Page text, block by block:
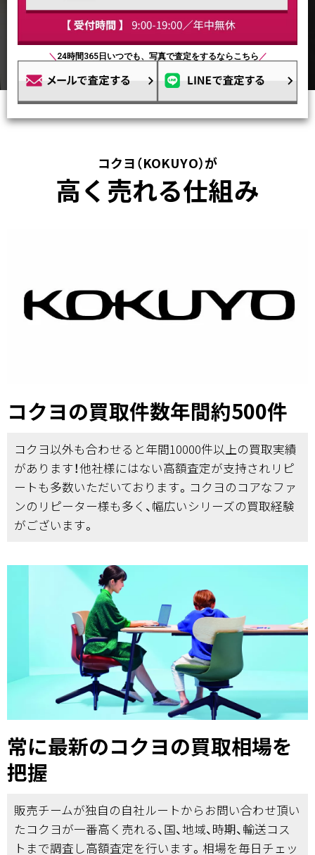
＼ 24時間365日いつでも、写真で査定をするならこちら ／
コクヨ（KOKUYO）が
高く売れる仕組み
コクヨの買取件数年間約500件
コクヨ以外も合わせると年間10000件以上の買取実績
があります！他社様にはない高額査定が支持されリピ
ートも多数いただいております。コクヨのコアなファ
ンのリピーター様も多く、幅広いシリーズの買取経験
がございます。
常に最新のコクヨの買取相場を
把握
販売チームが独自の自社ルートからお問い合わせ頂い
たコクヨが一番高く売れる、国、地域、時期、輸送コス
トまで調査し高額査定を行います。相場を毎日チェッ